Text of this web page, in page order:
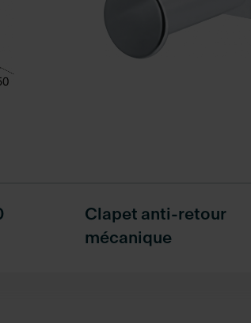
Clapet anti-retour
mécanique